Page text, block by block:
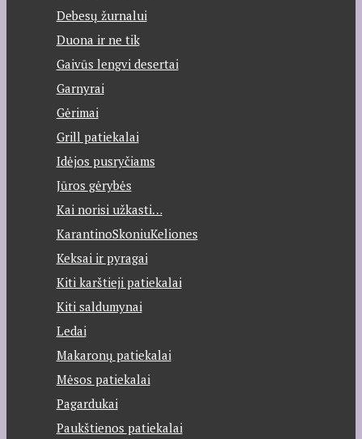
Debesų žurnalui
Duona ir ne tik
Gaivūs lengvi desertai
Garnyrai
Gėrimai
Grill patiekalai
Idėjos pusryčiams
Jūros gėrybės
Kai norisi užkasti…
KarantinoSkoniuKeliones
Keksai ir pyragai
Kiti karštieji patiekalai
Kiti saldumynai
Ledai
Makaronų patiekalai
Mėsos patiekalai
Pagardukai
Paukštienos patiekalai